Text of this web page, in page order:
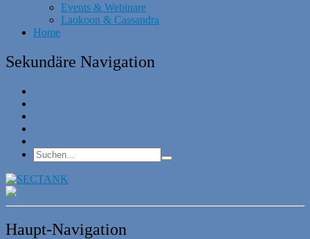
Events & Webinare
Laokoon & Cassandra
Home
Sekundäre Navigation
Haupt-Navigation